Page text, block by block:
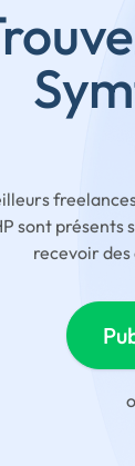
sont présents
recevoir